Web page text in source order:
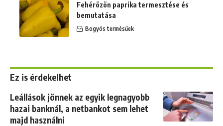
Fehérözön paprika termesztése és
bemutatása
Bogyós termésűek
Ez is érdekelhet
Leállások jönnek az egyik legnagyobb
hazai banknál, a netbankot sem lehet
majd használni